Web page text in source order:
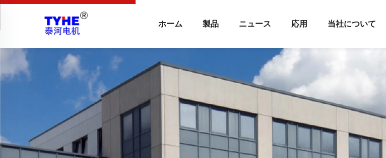
ホーム 製品 ニュース 応用 当社について